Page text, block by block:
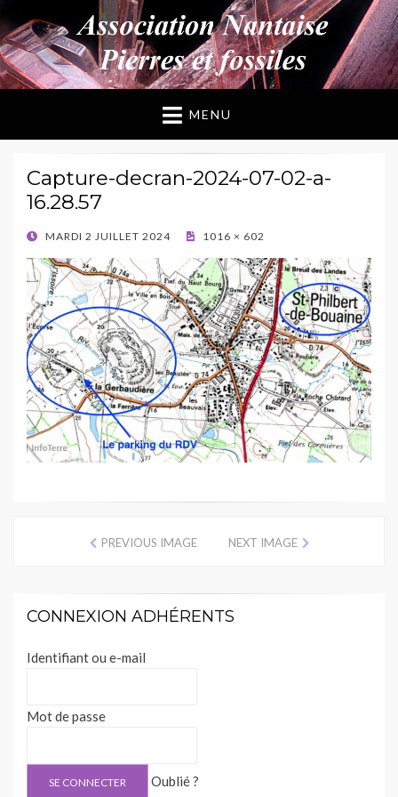
ANPF
Association Nantaise Pierres et Fossiles
MENU
Capture-decran-2024-07-02-a-
16.28.57
POSTED
MARDI 2 JUILLET 2024 1016 × 602
PREVIOUS IMAGE NEXT IMAGE
CONNEXION ADHÉRENTS
Identifiant ou e-mail
Mot de passe
Oublié ?